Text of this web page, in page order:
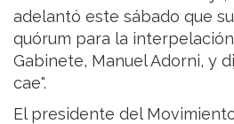
adelantó este sábado que
quórum para la
Gabinete, Manuel Adorni, y
cae".
El presidente del